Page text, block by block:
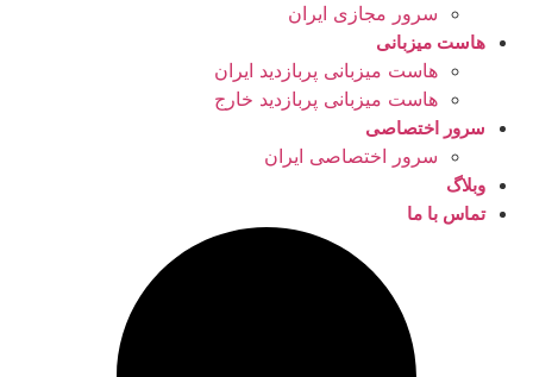
سرور مجازی ایران
هاست میزبانی
هاست میزبانی پربازدید ایران
هاست میزبانی پربازدید خارج
سرور اختصاصی
سرور اختصاصی ایران
وبلاگ
تماس با ما